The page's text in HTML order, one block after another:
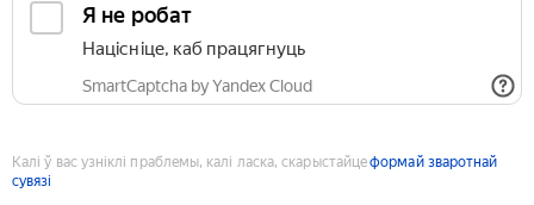
Я не робат
Націсніце, каб працягнуць
SmartCaptcha by Yandex Cloud
Калі ў вас узніклі праблемы, калі ласка, скарыстайцеформай зваротнай
сувязі